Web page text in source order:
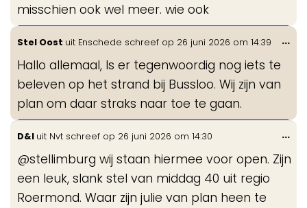
misschien ook wel meer. wie ook
Stel Oost uit Enschede schreef op 26 juni 2026 om 14:39
Hallo allemaal, Is er tegenwoordig nog iets te
beleven op het strand bij Bussloo. Wij zijn van
plan om daar straks naar toe te gaan.
...
D&I uit Nvt schreef op 26 juni 2026 om 14:30
@stellimburg wij staan hiermee voor open. Zijn
een leuk, slank stel van middag 40 uit regio
Roermond. Waar zijn julie van plan heen te
...